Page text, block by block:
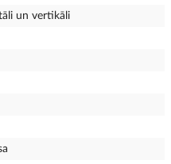
un vertikāli